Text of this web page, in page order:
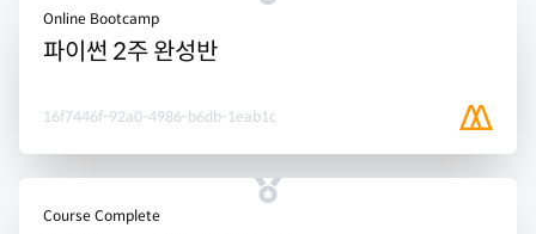
Online Bootcamp
파이썬 2주 완성반
16f7446f-92a0-4986-b6db-1eab1c
Course Complete